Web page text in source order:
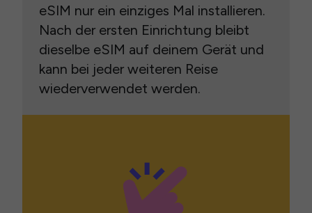
eSIM nur ein einziges Mal installieren.
Nach der ersten Einrichtung bleibt
dieselbe eSIM auf deinem Gerät und
kann bei jeder weiteren Reise
wiederverwendet werden.